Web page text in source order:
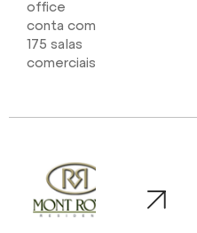
office
conta com
175 salas
comerciais.